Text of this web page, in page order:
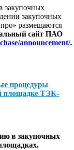
закупочных
закупочных
размещаются
сайт ПАО
announcement/.
процедуры
площадке ТЭК-
в закупочных